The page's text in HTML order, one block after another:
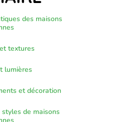
des maisons
textures
lumières
et décoration
de maisons